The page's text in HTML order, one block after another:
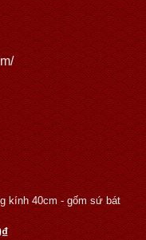
kính 40cm - gốm sứ bát
₫